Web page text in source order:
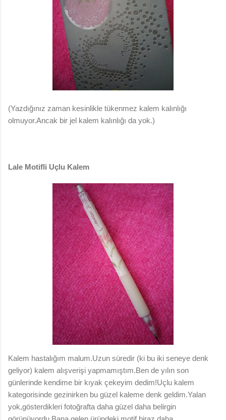
(Yazdığınız zaman kesinlikle tükenmez kalem kalınlığı
olmuyor.Ancak bir jel kalem kalınlığı da yok.)
Lale Motifli Uçlu Kalem
Kalem hastalığım malum.Uzun süredir (ki bu iki seneye denk
geliyor) kalem alışverişi yapmamıştım.Ben de yılın son
günlerinde kendime bir kıyak çekeyim dedim!Uçlu kalem
kategorisinde gezinirken bu güzel kaleme denk geldim.Yalan
yok,gösterdikleri fotoğrafta daha güzel daha belirgin